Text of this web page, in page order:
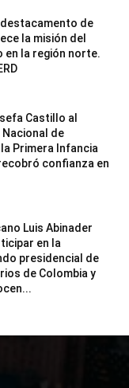
de
la misión del
en la región norte.
Castillo al
de
Primera Infancia
confianza en
Luis Abinader
en la
presidencial de
de Colombia y